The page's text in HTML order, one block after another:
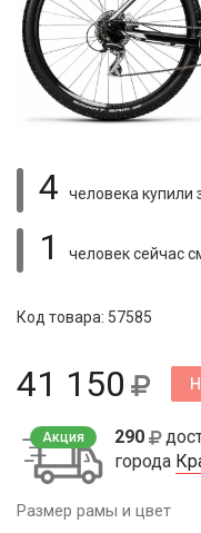
4 человека купили
1 человек сейчас
Код товара: 57585
41 150
Акция 290
города
Размер рамы и цвет